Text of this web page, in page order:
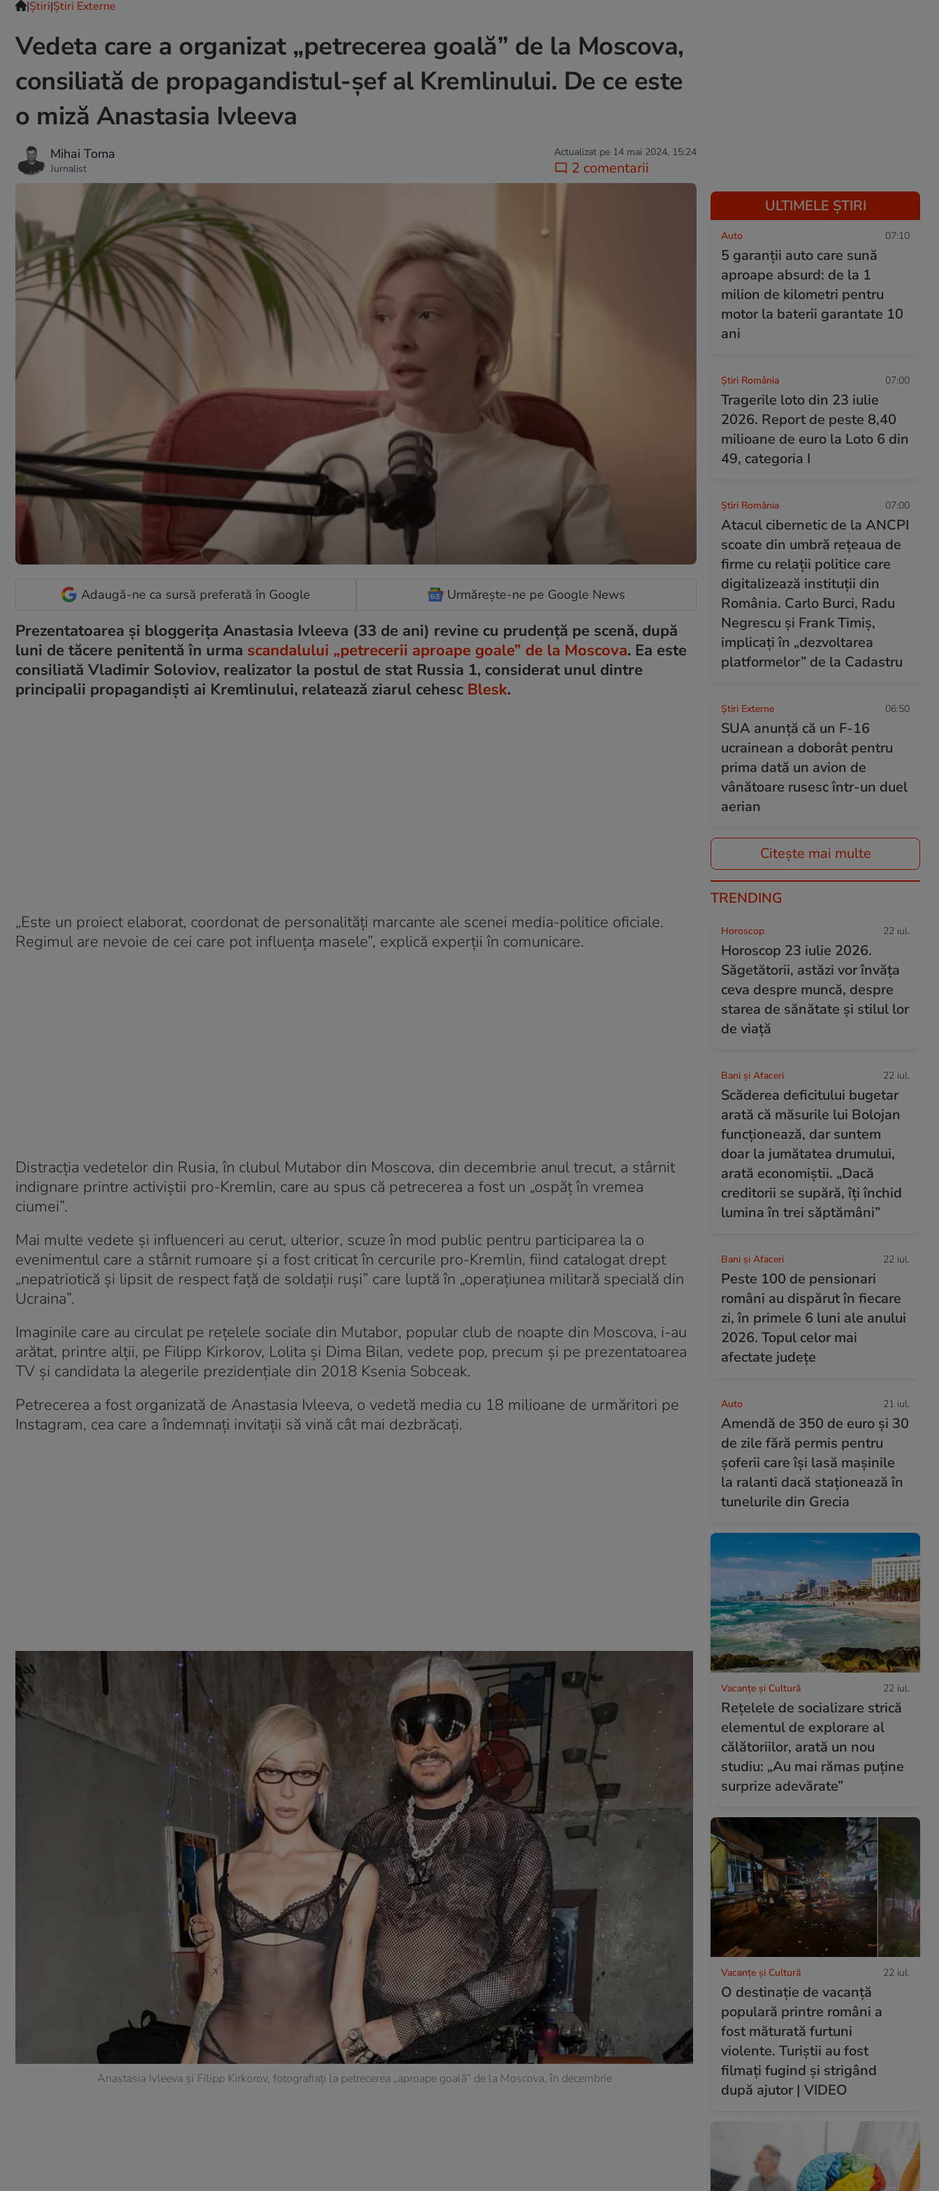
|Ştiri|Știri Externe
Vedeta care a organizat „petrecerea goală” de la Moscova,
consiliată de propagandistul-șef al Kremlinului. De ce este
o miză Anastasia Ivleeva
Mihai Toma
Jurnalist
Actualizat pe 14 mai 2024, 15:24
2 comentarii
Adaugă-ne ca sursă preferată în Google Urmărește-ne pe Google News
Prezentatoarea și bloggerița Anastasia Ivleeva (33 de ani) revine cu prudență pe scenă, după
luni de tăcere penitentă în urma scandalului „petrecerii aproape goale” de la Moscova. Ea este
consiliată Vladimir Soloviov, realizator la postul de stat Russia 1, considerat unul dintre
principalii propagandiști ai Kremlinului, relatează ziarul cehesc Blesk.
„Este un proiect elaborat, coordonat de personalități marcante ale scenei media-politice oficiale.
Regimul are nevoie de cei care pot influența masele”, explică experții în comunicare.
Distracția vedetelor din Rusia, în clubul Mutabor din Moscova, din decembrie anul trecut, a stârnit
indignare printre activiștii pro-Kremlin, care au spus că petrecerea a fost un „ospăț în vremea
ciumei”.
Mai multe vedete și influenceri au cerut, ulterior, scuze în mod public pentru participarea la o
evenimentul care a stârnit rumoare și a fost criticat în cercurile pro-Kremlin, fiind catalogat drept
„nepatriotică și lipsit de respect față de soldații ruși” care luptă în „operațiunea militară specială din
Ucraina”.
Imaginile care au circulat pe rețelele sociale din Mutabor, popular club de noapte din Moscova, i-au
arătat, printre alții, pe Filipp Kirkorov, Lolita și Dima Bilan, vedete pop, precum și pe prezentatoarea
TV și candidata la alegerile prezidențiale din 2018 Ksenia Sobceak.
Petrecerea a fost organizată de Anastasia Ivleeva, o vedetă media cu 18 milioane de urmăritori pe
Instagram, cea care a îndemnați invitații să vină cât mai dezbrăcați.
Anastasia Ivleeva și Filipp Kirkorov, fotografiați la petrecerea „aproape goală” de la Moscova, în decembrie
ULTIMELE ȘTIRI
Auto 07:10
5 garanții auto care sună
aproape absurd: de la 1
milion de kilometri pentru
motor la baterii garantate 10
ani
Știri România 07:00
Tragerile loto din 23 iulie
2026. Report de peste 8,40
milioane de euro la Loto 6 din
49, categoria I
Știri România 07:00
Atacul cibernetic de la ANCPI
scoate din umbră rețeaua de
firme cu relații politice care
digitalizează instituții din
România. Carlo Burci, Radu
Negrescu și Frank Timiș,
implicați în „dezvoltarea
platformelor” de la Cadastru
Știri Externe 06:50
SUA anunță că un F-16
ucrainean a doborât pentru
prima dată un avion de
vânătoare rusesc într-un duel
aerian
Citește mai multe
TRENDING
Horoscop 22 iul.
Horoscop 23 iulie 2026.
Săgetătorii, astăzi vor învăța
ceva despre muncă, despre
starea de sănătate și stilul lor
de viață
Bani și Afaceri 22 iul.
Scăderea deficitului bugetar
arată că măsurile lui Bolojan
funcționează, dar suntem
doar la jumătatea drumului,
arată economiștii. „Dacă
creditorii se supără, îți închid
lumina în trei săptămâni”
Bani și Afaceri 22 iul.
Peste 100 de pensionari
români au dispărut în fiecare
zi, în primele 6 luni ale anului
2026. Topul celor mai
afectate județe
Auto 21 iul.
Amendă de 350 de euro și 30
de zile fără permis pentru
șoferii care își lasă mașinile
la ralanti dacă staționează în
tunelurile din Grecia
Vacanțe și Cultură 22 iul.
Rețelele de socializare strică
elementul de explorare al
călătoriilor, arată un nou
studiu: „Au mai rămas puține
surprize adevărate”
Vacanțe și Cultură 22 iul.
O destinație de vacanță
populară printre români a
fost măturată furtuni
violente. Turiștii au fost
filmați fugind și strigând
după ajutor | VIDEO